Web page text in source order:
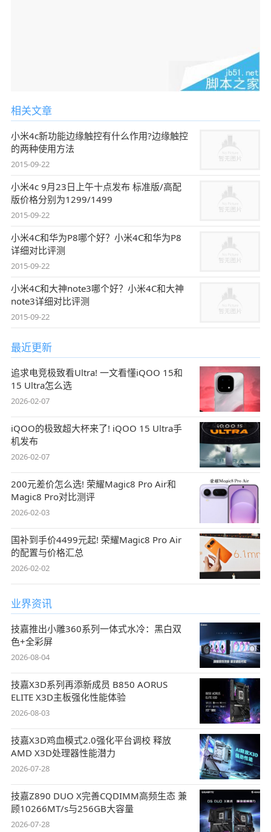
相关文章
小米4c新功能边缘触控有什么作用?边缘触控
的两种使用方法
2015-09-22
小米4c 9月23日上午十点发布 标准版/高配
版价格分别为1299/1499
2015-09-22
小米4C和华为P8哪个好？小米4C和华为P8
详细对比评测
2015-09-22
小米4C和大神note3哪个好？小米4C和大神
note3详细对比评测
2015-09-22
最近更新
追求电竞极致看Ultra! 一文看懂iQOO 15和
15 Ultra怎么选
2026-02-07
iQOO的极致超大杯来了! iQOO 15 Ultra手
机发布
2026-02-07
200元差价怎么选! 荣耀Magic8 Pro Air和
Magic8 Pro对比测评
2026-02-03
国补到手价4499元起! 荣耀Magic8 Pro Air
的配置与价格汇总
2026-02-02
业界资讯
技嘉推出小雕360系列一体式水冷：黑白双
色+全彩屏
2026-08-04
技嘉X3D系列再添新成员 B850 AORUS
ELITE X3D主板强化性能体验
2026-08-03
技嘉X3D鸡血模式2.0强化平台调校 释放
AMD X3D处理器性能潜力
2026-07-28
技嘉Z890 DUO X完善CQDIMM高频生态 兼
顾10266MT/s与256GB大容量
2026-07-28